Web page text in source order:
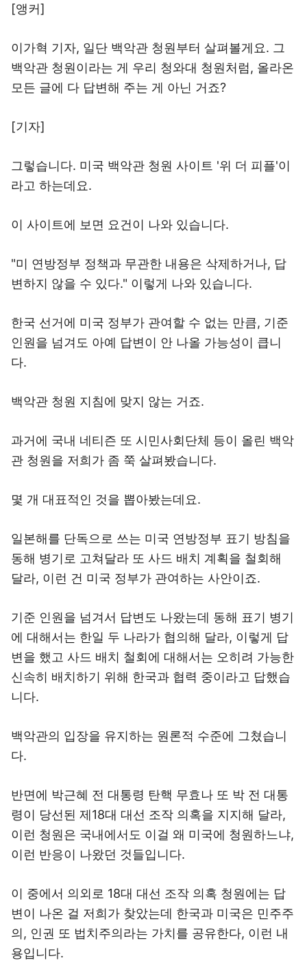
[앵커]
이가혁 기자, 일단 백악관 청원부터 살펴볼게요. 그
백악관 청원이라는 게 우리 청와대 청원처럼, 올라온
모든 글에 다 답변해 주는 게 아닌 거죠?
[기자]
그렇습니다. 미국 백악관 청원 사이트 '위 더 피플'이
라고 하는데요.
이 사이트에 보면 요건이 나와 있습니다.
"미 연방정부 정책과 무관한 내용은 삭제하거나, 답
변하지 않을 수 있다." 이렇게 나와 있습니다.
한국 선거에 미국 정부가 관여할 수 없는 만큼, 기준
인원을 넘겨도 아예 답변이 안 나올 가능성이 큽니
다.
백악관 청원 지침에 맞지 않는 거죠.
과거에 국내 네티즌 또 시민사회단체 등이 올린 백악
관 청원을 저희가 좀 쭉 살펴봤습니다.
몇 개 대표적인 것을 뽑아봤는데요.
일본해를 단독으로 쓰는 미국 연방정부 표기 방침을
동해 병기로 고쳐달라 또 사드 배치 계획을 철회해
달라, 이런 건 미국 정부가 관여하는 사안이죠.
기준 인원을 넘겨서 답변도 나왔는데 동해 표기 병기
에 대해서는 한일 두 나라가 협의해 달라, 이렇게 답
변을 했고 사드 배치 철회에 대해서는 오히려 가능한
신속히 배치하기 위해 한국과 협력 중이라고 답했습
니다.
백악관의 입장을 유지하는 원론적 수준에 그쳤습니
다.
반면에 박근혜 전 대통령 탄핵 무효나 또 박 전 대통
령이 당선된 제18대 대선 조작 의혹을 지지해 달라,
이런 청원은 국내에서도 이걸 왜 미국에 청원하느냐,
이런 반응이 나왔던 것들입니다.
이 중에서 의외로 18대 대선 조작 의혹 청원에는 답
변이 나온 걸 저희가 찾았는데 한국과 미국은 민주주
의, 인권 또 법치주의라는 가치를 공유한다, 이런 내
용입니다.